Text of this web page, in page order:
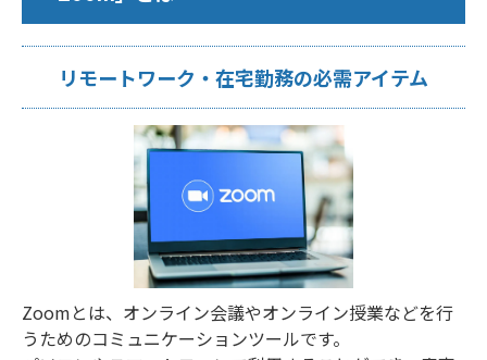
リモートワーク・在宅勤務の必需アイテム
Zoomとは、オンライン会議やオンライン授業などを行
うためのコミュニケーションツールです。